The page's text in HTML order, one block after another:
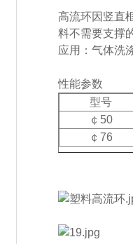
高流环因竖直
料不需要支撑
应用：气体洗
性能参数
型号
￠50
￠76